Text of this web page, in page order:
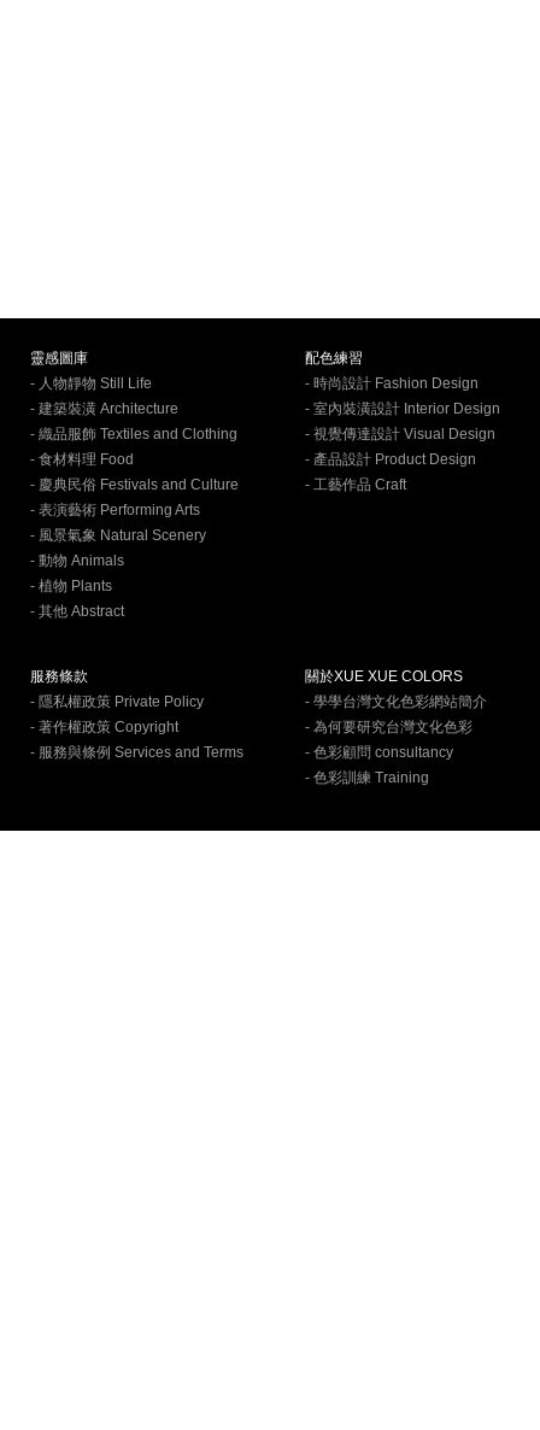
靈感圖庫
- 人物靜物 Still Life
- 建築裝潢 Architecture
- 織品服飾 Textiles and Clothing
- 食材料理 Food
- 慶典民俗 Festivals and Culture
- 表演藝術 Performing Arts
- 風景氣象 Natural Scenery
- 動物 Animals
- 植物 Plants
- 其他 Abstract
配色練習
- 時尚設計 Fashion Design
- 室內裝潢設計 Interior Design
- 視覺傳達設計 Visual Design
- 產品設計 Product Design
- 工藝作品 Craft
服務條款
- 隱私權政策 Private Policy
- 著作權政策 Copyright
- 服務與條例 Services and Terms
關於XUE XUE COLORS
- 學學台灣文化色彩網站簡介
- 為何要研究台灣文化色彩
- 色彩顧問 consultancy
- 色彩訓練 Training